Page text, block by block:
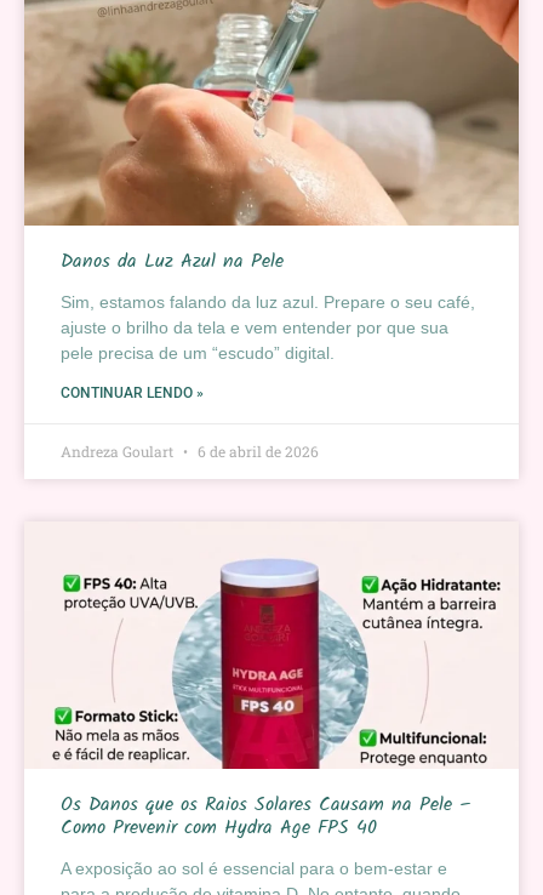
Danos da Luz Azul na Pele
Sim, estamos falando da luz azul. Prepare o seu café,
ajuste o brilho da tela e vem entender por que sua
pele precisa de um “escudo” digital.
CONTINUAR LENDO »
Andreza Goulart 6 de abril de 2026
Os Danos que os Raios Solares Causam na Pele –
Como Prevenir com Hydra Age FPS 40
A exposição ao sol é essencial para o bem-estar e